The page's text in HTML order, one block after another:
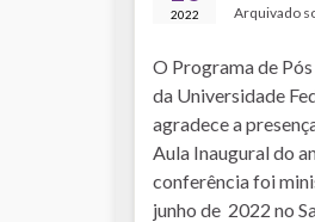
2022 Arquivado
O Programa de
da Universidade
agradece a
Aula Inaugural do
conferência foi
junho de 2022 no